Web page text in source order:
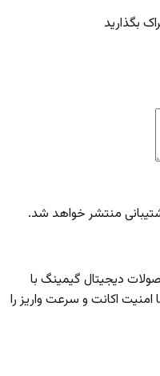
بگذارید
منتشر خواهد شد.
دیجیتال گیمینگ با
اکانت و سرعت واریز را